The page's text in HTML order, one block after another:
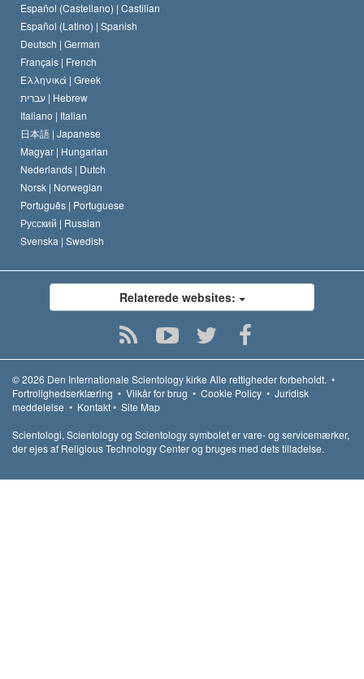
David Miscavige
Español (Castellano) | Castilian
Español (Latino) | Spanish
Deutsch | German
Français | French
Ελληνικά | Greek
עברית | Hebrew
Italiano | Italian
日本語 | Japanese
Magyar | Hungarian
Nederlands | Dutch
Norsk | Norwegian
Português | Portuguese
Русский | Russian
Svenska | Swedish
Relaterede websites:
© 2026 Den Internationale Scientology kirke Alle rettigheder forbeholdt. •
Fortrolighedserklæring • Vilkår for brug • Cookie Policy • Juridisk
meddelelse • Kontakt• Site Map
Scientologi, Scientology og Scientology symbolet er vare- og servicemærker,
der ejes af Religious Technology Center og bruges med dets tilladelse.